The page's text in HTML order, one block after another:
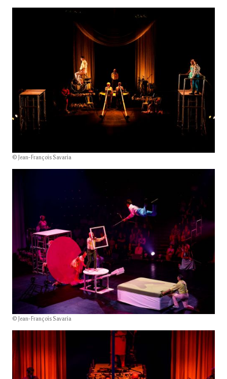
© Jean-François Savaria
© Jean-François Savaria